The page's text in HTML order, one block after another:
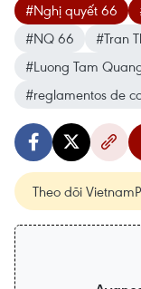
#Nghị quyết 66
#NQ 66
#Tran
#Luong Tam
#reglamentos de
Theo dõi